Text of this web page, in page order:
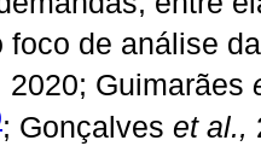
foco de análise
2020; Guimarães
; Gonçalves et al.,